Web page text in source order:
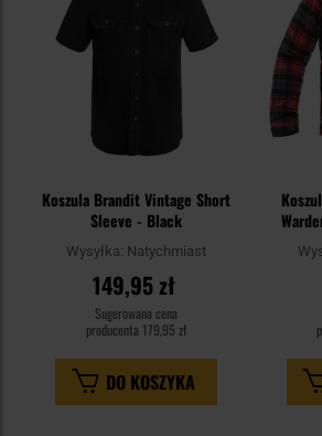
Koszula Brandit Vintage Short
Sleeve - Black
Wysyłka: Natychmiast
149,95 zł
Sugerowana cena
producenta 179,95 zł
DO KOSZYKA